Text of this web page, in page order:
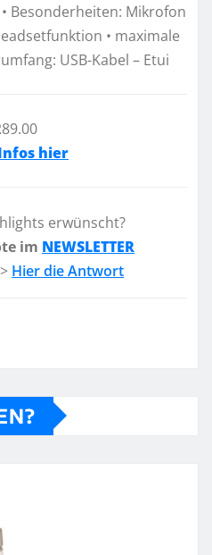
Besonderheiten: Mikrofon
• maximale
USB-Kabel – Etui
hier
erwünscht?
im NEWSLETTER
> Hier die Antwort